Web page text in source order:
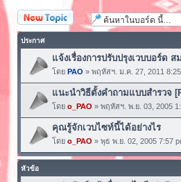
ตั้งกระทู้ใหม่
ประกาศ
แจ้งเรื่องการปรับปรุงเวบบอร์ด
โดย PAO » พฤหัสฯ. ม.ค. 27, 2011
แนะนำวิธีตั้งคำถามแบบสำรวจ
โดย o_PAO » พฤหัสฯ. พ.ย. 03, 2005
คุณรู้จักเวบไซท์นี้ได้อย่างไร
โดย o_PAO » พุธ พ.ย. 02, 2005 7:57
หัวข้อ